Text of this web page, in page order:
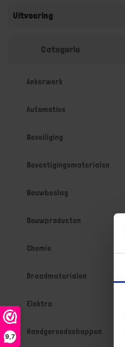
9,7
Uitvoering
Categorie
Ankerwerk
Automotive
Beveiliging
Bevestigingsmaterialen
Bouwbeslag
Bouwproducten
Chemie
Draadmaterialen
Elektra
Handgereedschappen